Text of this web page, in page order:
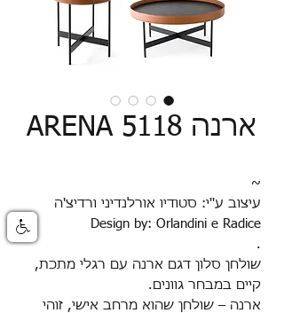
ארנה ARENA 5118
~
עיצוב ע''י: סטודיו אורלנדיני ורדיצ'ה
Design by: Orlandini e Radice
.
שולחן סלון דגם ארנה עם רגלי מתכת,
קיים במבחר גוונים.
ארנה – שולחן שהוא מרחב אישי, זוהי